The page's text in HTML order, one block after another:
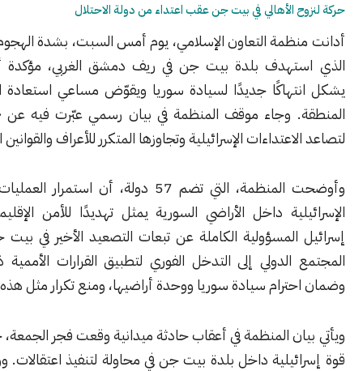
الأهالي في بيت جن عقب اعتداء من دولة الاحتلال
التعاون الإسلامي، يوم أمس السبت، بشدة الهجوم الإسرائيلي
بلدة بيت جن في ريف دمشق الغربي، مؤكدة أن الاعتداء
جديدًا لسيادة سوريا ويقوّض مساعي استعادة الاستقرار في
وجاء موقف المنظمة في بيان رسمي عبّرت فيه عن «استنكارها
الإسرائيلية وتجاوزها المتكرر للأعراف والقوانين الدولية».
وأوضحت المنظمة، التي تضم 57 دولة، أن استمرار العمليات العسكرية
داخل الأراضي السورية يمثل تهديدًا للأمن الإقليمي، محمّلة
المسؤولية الكاملة عن تبعات التصعيد الأخير في بيت جن. ودعت
الدولي إلى التدخل الفوري لتطبيق القرارات الأممية ذات الصلة،
سيادة سوريا ووحدة أراضيها، ومنع تكرار مثل هذه الانتهاكات.
المنظمة في أعقاب حادثة ميدانية وقعت فجر الجمعة، حين توغلت
داخل بلدة بيت جن في محاولة لتنفيذ اعتقالات. ووفق روايات